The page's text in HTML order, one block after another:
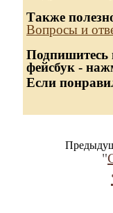
Также
Вопросы и
Подпишитесь
фейсбук -
Если
"